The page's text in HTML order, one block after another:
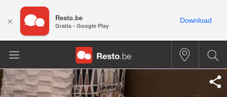
× Resto.be
Gratis - Google Play
Download